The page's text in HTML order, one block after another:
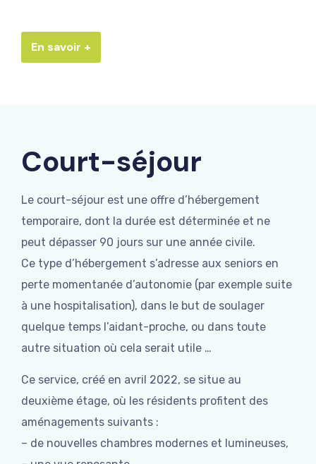
En savoir +
Court-séjour
Le court-séjour est une offre d’hébergement
temporaire, dont la durée est déterminée et ne
peut dépasser 90 jours sur une année civile.
Ce type d’hébergement s’adresse aux seniors en
perte momentanée d’autonomie (par exemple suite
à une hospitalisation), dans le but de soulager
quelque temps l’aidant-proche, ou dans toute
autre situation où cela serait utile …
Ce service, créé en avril 2022, se situe au
deuxième étage, où les résidents profitent des
aménagements suivants :
– de nouvelles chambres modernes et lumineuses,